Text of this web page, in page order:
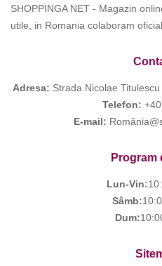
SHOPPINGA NET - Magazin
utile, in Romania colaboram
Adresa: Strada Nicolae
Telefon:
E-mail:
Program
Lun-Vin:
Sâmb:
Dum: